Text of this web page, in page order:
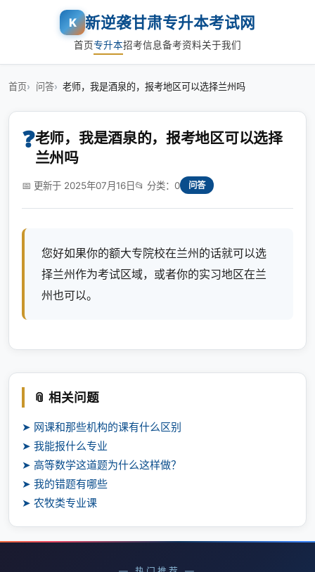
K 新逆袭甘肃专升本考试网
首页专升本招考信息备考资料关于我们
首页 问答 老师，我是酒泉的，报考地区可以选择兰州吗
❓老师，我是酒泉的，报考地区可以选择
兰州吗
📅 更新于 2025年07月16日📂 分类：0 问答
您好如果你的额大专院校在兰州的话就可以选
择兰州作为考试区域，或者你的实习地区在兰
州也可以。
📎 相关问题
➤ 网课和那些机构的课有什么区别
➤ 我能报什么专业
➤ 高等数学这道题为什么这样做？
➤ 我的错题有哪些
➤ 农牧类专业课